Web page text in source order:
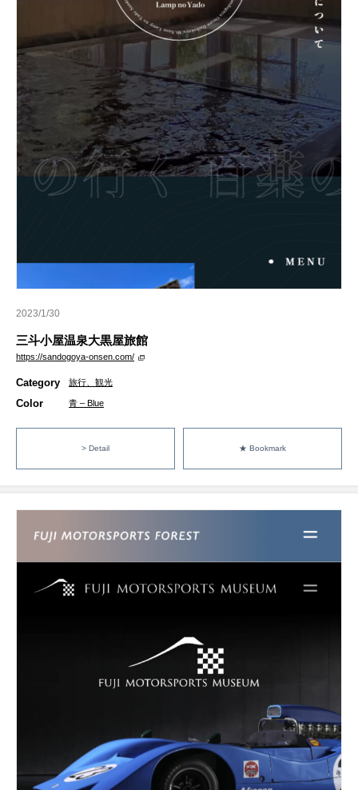
2023/1/30
三斗小屋温泉大黒屋旅館
https://sandogoya-onsen.com/
Category 旅行、観光
Color 青 – Blue
> Detail ★ Bookmark